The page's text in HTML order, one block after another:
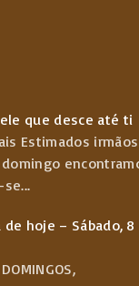
que desce até ti
Estimados
se...
hoje – Sábado, 8